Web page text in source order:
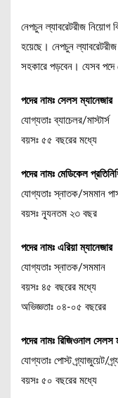
নেপচুন ল্যাবরেটরীজ নিয়োগ
হয়েছে। নেপচুন
সহকারে পড়বেন। যেসব পদে
পদের নামঃ সেলস ম্যানেজার
যোগ্যতাঃ ব্যাচেলর/মাস্টার্স
বয়সঃ ৫৫ বছরের মধ্যে
পদের নামঃ মেডিকেল
যোগ্যতাঃ স্নাতক/সমমান
বয়সঃ ন্যূনতম ২৩ বছর
পদের নামঃ এরিয়া ম্যানেজার
যোগ্যতাঃ স্নাতক/সমমান
বয়সঃ ৪৫ বছরের মধ্যে
অভিজ্ঞতাঃ ০৪-০৫ বছরের
পদের নামঃ রিজিওনাল সেলস
যোগ্যতাঃ পোস্ট গ্র্যাজুয়েট/
বয়সঃ ৫০ বছরের মধ্যে